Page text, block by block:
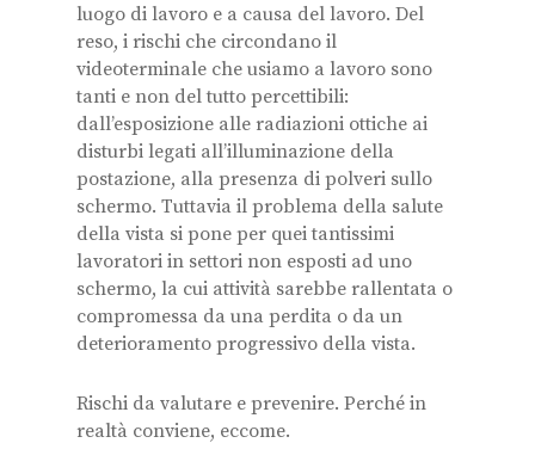
luogo di lavoro e a causa del lavoro. Del
reso, i rischi che circondano il
videoterminale che usiamo a lavoro sono
tanti e non del tutto percettibili:
dall’esposizione alle radiazioni ottiche ai
disturbi legati all’illuminazione della
postazione, alla presenza di polveri sullo
schermo. Tuttavia il problema della salute
della vista si pone per quei tantissimi
lavoratori in settori non esposti ad uno
schermo, la cui attività sarebbe rallentata o
compromessa da una perdita o da un
deterioramento progressivo della vista.
Rischi da valutare e prevenire. Perché in
realtà conviene, eccome.